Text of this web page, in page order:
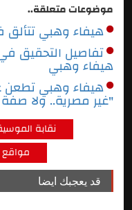
موضوعات متعلقة..
هيفاء وهبي تتألق
تفاصيل التحقيق
هيفاء وهبي
هيفاء وهبي تطعن
"غير مصرية.. ولا صفة
نقابة
مواقع
قد يعجبك ايضا